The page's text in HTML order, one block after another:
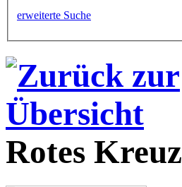
erweiterte Suche
Rotes Kreuz